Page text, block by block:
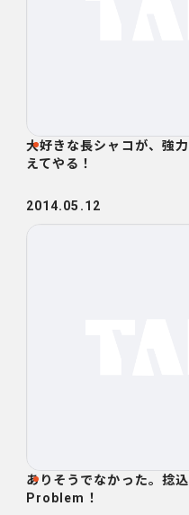
大好きな長シャコが、強
えてやる！
2014.05.12
ありそうでなかった。捻
Problem！